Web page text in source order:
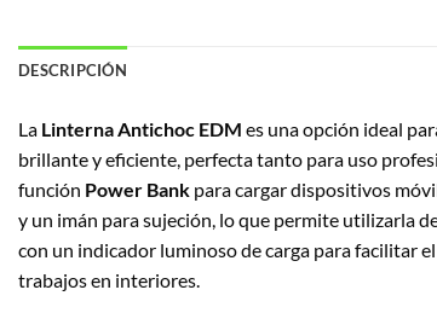
DESCRIPCIÓN
La Linterna Antichoc EDM es una opción ideal
brillante y eficiente, perfecta tanto para uso
función Power Bank para cargar dispositivos
y un imán para sujeción, lo que permite utilizarla
con un indicador luminoso de carga para facilitar
trabajos en interiores.